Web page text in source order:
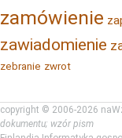
zamówienie
zawiadomienie
zebranie zwrot
copyright © 2006-2026
dokumentu; wzór pism